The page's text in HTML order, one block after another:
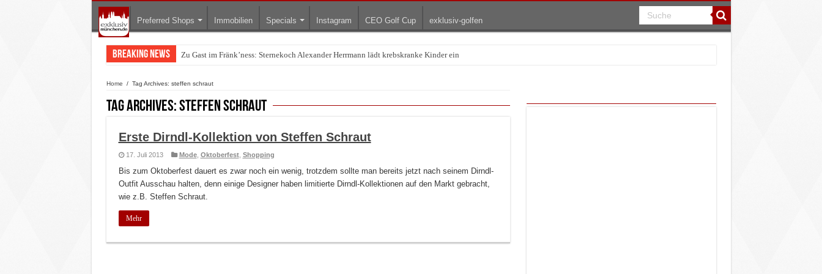
Preferred Shops Immobilien Specials Instagram CEO Golf Cup exklusiv-golfen
Breaking News Zu Gast im Fränk’ness: Sternekoch Alexander Herrmann lädt krebskranke Kinder ein
Warum München gerade zum Treffpunkt der Lingerie-Branche wurde
Home / Tag Archives: steffen schraut
Tag Archives:steffen schraut
Erste Dirndl-Kollektion von Steffen Schraut
17. Juli 2013 Mode, Oktoberfest, Shopping
Bis zum Oktoberfest dauert es zwar noch ein wenig, trotzdem sollte man bereits jetzt nach seinem Dirndl-
Outfit Ausschau halten, denn einige Designer haben limitierte Dirndl-Kollektionen auf den Markt gebracht,
wie z.B. Steffen Schraut.
Mehr